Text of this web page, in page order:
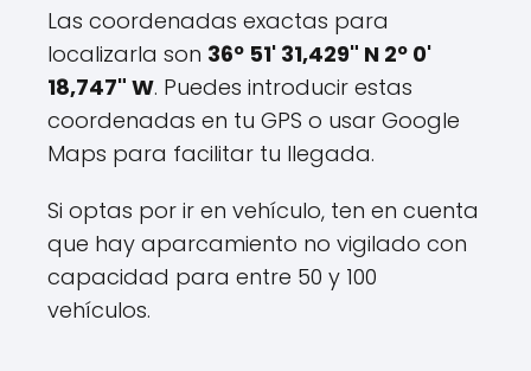
Las coordenadas exactas para
localizarla son 36º 51' 31,429" N 2º 0'
18,747" W. Puedes introducir estas
coordenadas en tu GPS o usar Google
Maps para facilitar tu llegada.
Si optas por ir en vehículo, ten en cuenta
que hay aparcamiento no vigilado con
capacidad para entre 50 y 100
vehículos.